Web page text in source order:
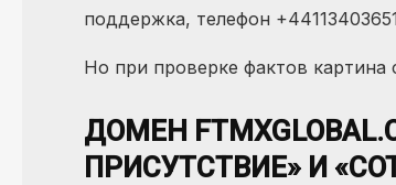
поддержка, телефон
Но при проверке фактов картина
ДОМЕН
ПРИСУТСТВИЕ» И